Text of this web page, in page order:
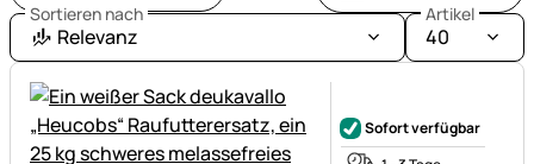
Sortieren nach
Relevanz
Artikel
40
Sofort verfügbar